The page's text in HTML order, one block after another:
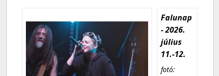
Falunap
- 2026.
július
11.-12.
fotó: